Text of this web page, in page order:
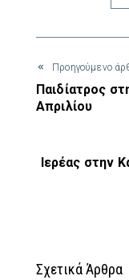
Προηγούμενο
Παιδίατρος
Απριλίου
Ιερέας στην
Σχετικά Άρθρα